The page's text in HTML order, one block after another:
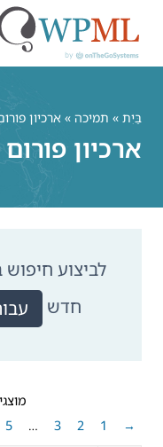
בַּיִת » תמיכה » ארכיון
ארכיון
לביצוע
חדש
מוצגים 15 דיונים – 76 עד
→
1
2
3
…
5